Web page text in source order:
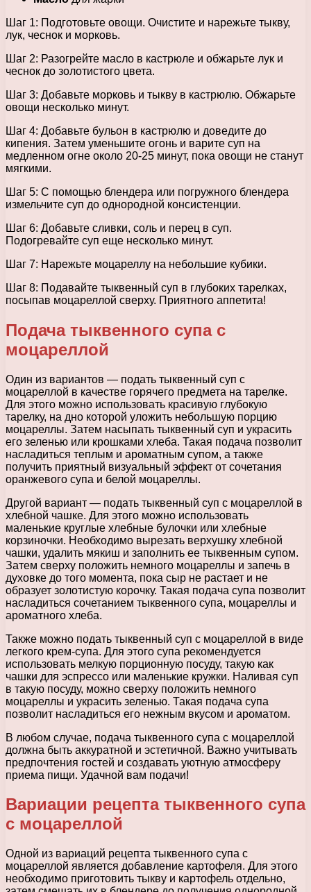
Шаг 1: Подготовьте овощи. Очистите и нарежьте тыкву,
лук, чеснок и морковь.
Шаг 2: Разогрейте масло в кастрюле и обжарьте лук и
чеснок до золотистого цвета.
Шаг 3: Добавьте морковь и тыкву в кастрюлю. Обжарьте
овощи несколько минут.
Шаг 4: Добавьте бульон в кастрюлю и доведите до
кипения. Затем уменьшите огонь и варите суп на
медленном огне около 20-25 минут, пока овощи не станут
мягкими.
Шаг 5: С помощью блендера или погружного блендера
измельчите суп до однородной консистенции.
Шаг 6: Добавьте сливки, соль и перец в суп.
Подогревайте суп еще несколько минут.
Шаг 7: Нарежьте моцареллу на небольшие кубики.
Шаг 8: Подавайте тыквенный суп в глубоких тарелках,
посыпав моцареллой сверху. Приятного аппетита!
Подача тыквенного супа с
моцареллой
Один из вариантов — подать тыквенный суп с
моцареллой в качестве горячего предмета на тарелке.
Для этого можно использовать красивую глубокую
тарелку, на дно которой уложить небольшую порцию
моцареллы. Затем насыпать тыквенный суп и украсить
его зеленью или крошками хлеба. Такая подача позволит
насладиться теплым и ароматным супом, а также
получить приятный визуальный эффект от сочетания
оранжевого супа и белой моцареллы.
Другой вариант — подать тыквенный суп с моцареллой в
хлебной чашке. Для этого можно использовать
маленькие круглые хлебные булочки или хлебные
корзиночки. Необходимо вырезать верхушку хлебной
чашки, удалить мякиш и заполнить ее тыквенным супом.
Затем сверху положить немного моцареллы и запечь в
духовке до того момента, пока сыр не растает и не
образует золотистую корочку. Такая подача супа позволит
насладиться сочетанием тыквенного супа, моцареллы и
ароматного хлеба.
Также можно подать тыквенный суп с моцареллой в виде
легкого крем-супа. Для этого супа рекомендуется
использовать мелкую порционную посуду, такую как
чашки для эспрессо или маленькие кружки. Наливая суп
в такую посуду, можно сверху положить немного
моцареллы и украсить зеленью. Такая подача супа
позволит насладиться его нежным вкусом и ароматом.
В любом случае, подача тыквенного супа с моцареллой
должна быть аккуратной и эстетичной. Важно учитывать
предпочтения гостей и создавать уютную атмосферу
приема пищи. Удачной вам подачи!
Вариации рецепта тыквенного супа
с моцареллой
Одной из вариаций рецепта тыквенного супа с
моцареллой является добавление картофеля. Для этого
необходимо приготовить тыкву и картофель отдельно,